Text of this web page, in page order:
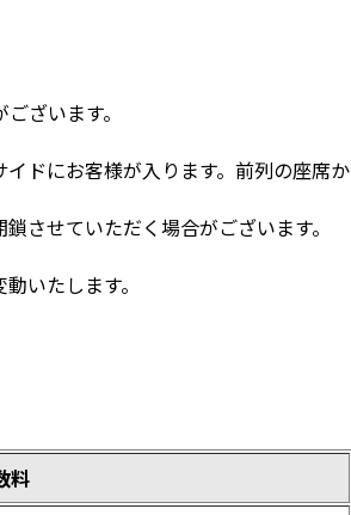
ざいます。
ドにお客様が入ります。前列の座席か
させていただく場合がございます。
いたします。
料